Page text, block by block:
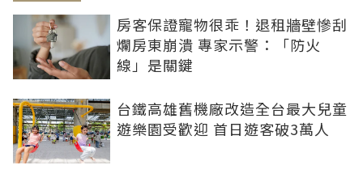
房客保證寵物很乖！退租牆壁慘刮
爛房東崩潰 專家示警：「防火
線」是關鍵
台鐵高雄舊機廠改造全台最大兒童
遊樂園受歡迎 首日遊客破3萬人